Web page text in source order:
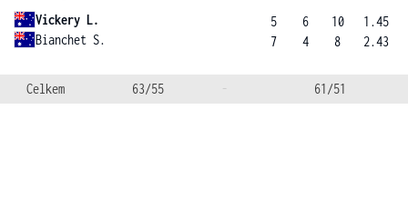
Vickery L.
Bianchet S.
5
7
6
4
10
8
1.45
2.43
Celkem 63/55 - 61/51